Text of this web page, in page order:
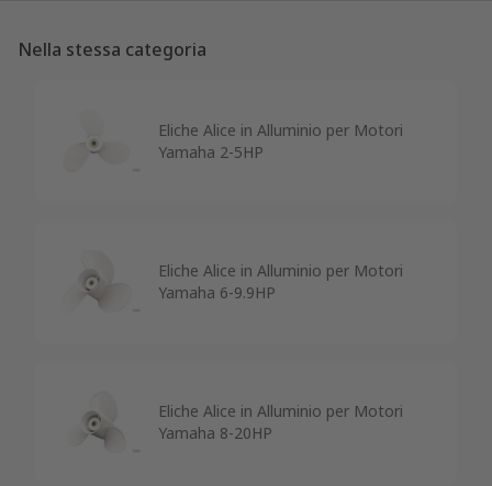
Nella stessa categoria
Eliche Alice in Alluminio per Motori
Yamaha 2-5HP
Eliche Alice in Alluminio per Motori
Yamaha 6-9.9HP
Eliche Alice in Alluminio per Motori
Yamaha 8-20HP